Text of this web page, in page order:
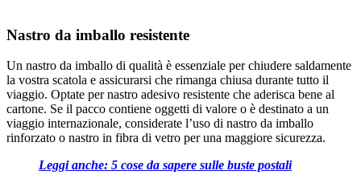
Nastro da imballo resistente
Un nastro da imballo di qualità è essenziale per chiudere saldamente
la vostra scatola e assicurarsi che rimanga chiusa durante tutto il
viaggio. Optate per nastro adesivo resistente che aderisca bene al
cartone. Se il pacco contiene oggetti di valore o è destinato a un
viaggio internazionale, considerate l’uso di nastro da imballo
rinforzato o nastro in fibra di vetro per una maggiore sicurezza.
Leggi anche: 5 cose da sapere sulle buste postali